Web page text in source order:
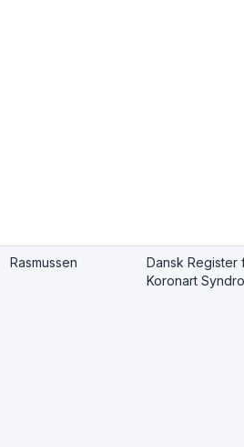
Rasmussen
Dansk Register
Koronart